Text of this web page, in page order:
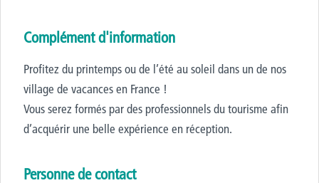
Complément d'information
Profitez du printemps ou de l’été au soleil dans un de nos
village de vacances en France !
Vous serez formés par des professionnels du tourisme afin
d’acquérir une belle expérience en réception.
Personne de contact